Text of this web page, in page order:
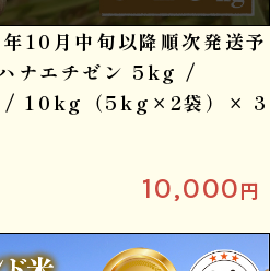
10月中旬以降順次発送予
ナエチゼン 5kg /
10kg（5kg×2袋）× 3
10,000円